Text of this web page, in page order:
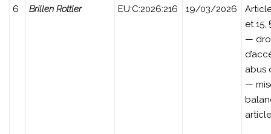
6 Brillen Rottler EU:C:2026:216 19/03/2026
et 15,
—
abus
—